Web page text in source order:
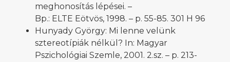
meghonosítás lépései. –
Bp.: ELTE Eötvös, 1998. – p. 55-85. 301 H 96
Hunyady György: Mi lenne velünk
sztereotípiák nélkül? In: Magyar
Pszichológiai Szemle, 2001. 2.sz. – p. 213-